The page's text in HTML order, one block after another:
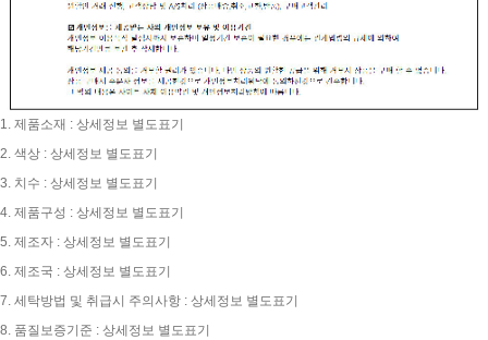
1. 제품소재 : 상세정보 별도표기
2. 색상 : 상세정보 별도표기
3. 치수 : 상세정보 별도표기
4. 제품구성 : 상세정보 별도표기
5. 제조자 : 상세정보 별도표기
6. 제조국 : 상세정보 별도표기
7. 세탁방법 및 취급시 주의사항 : 상세정보 별도표기
8. 품질보증기준 : 상세정보 별도표기